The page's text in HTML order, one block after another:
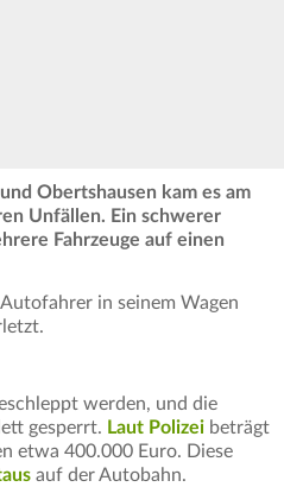
Obertshausen kam es am
Unfällen. Ein schwerer
Fahrzeuge auf einen
in seinem Wagen
werden, und die
gesperrt. Laut Polizei beträgt
etwa 400.000 Euro. Diese
auf der Autobahn.